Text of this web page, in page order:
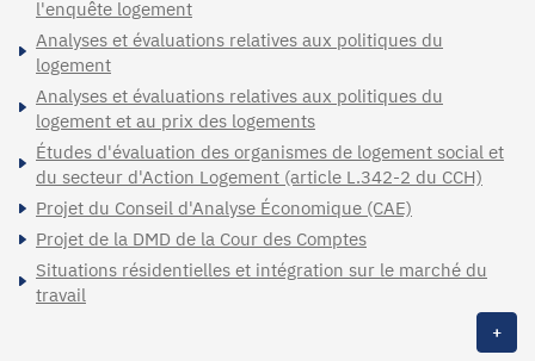
l'enquête logement
Analyses et évaluations relatives aux politiques du
logement
Analyses et évaluations relatives aux politiques du
logement et au prix des logements
Études d'évaluation des organismes de logement social et
du secteur d'Action Logement (article L.342-2 du CCH)
Projet du Conseil d'Analyse Économique (CAE)
Projet de la DMD de la Cour des Comptes
Situations résidentielles et intégration sur le marché du
travail
+